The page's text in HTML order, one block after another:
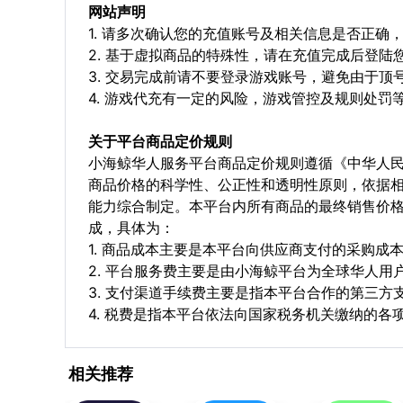
网站声明
1. 请多次确认您的充值账号及相关信息是否正确
2. 基于虚拟商品的特殊性，请在充值完成后登
3. 交易完成前请不要登录游戏账号，避免由于顶
4. 游戏代充有一定的风险，游戏管控及规则处罚
关于平台商品定价规则
小海鲸华人服务平台商品定价规则遵循《中华人
商品价格的科学性、公正性和透明性原则，依据
能力综合制定。本平台内所有商品的最终销售价
成，具体为：
1. 商品成本主要是本平台向供应商支付的采购成
2. 平台服务费主要是由小海鲸平台为全球华人用
3. 支付渠道手续费主要是指本平台合作的第三方
4. 税费是指本平台依法向国家税务机关缴纳的各
相关推荐